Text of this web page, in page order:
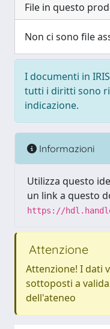
File in questo
Non ci sono file
I documenti in
tutti i diritti sono
indicazione.
Informazioni
Utilizza questo
un link a questo
https://
Attenzione
Attenzione! I dati
sottoposti a
dell'ateneo